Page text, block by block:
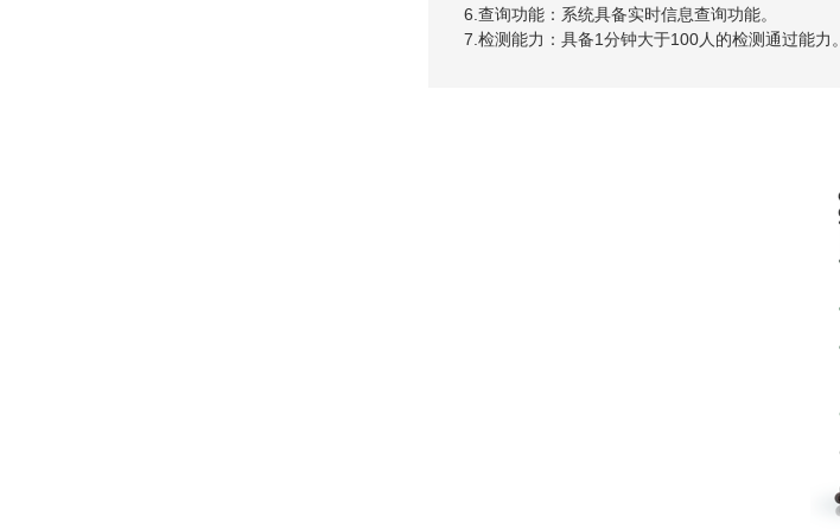
6.查询功能：系统具备实时信息查询功能。
7.检测能力：具备1分钟大于100人的检测通过能力。